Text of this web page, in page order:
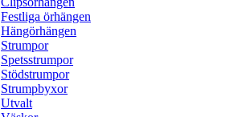
Festliga örhängen
Hängörhängen
Strumpor
Spetsstrumpor
Stödstrumpor
Strumpbyxor
Utvalt